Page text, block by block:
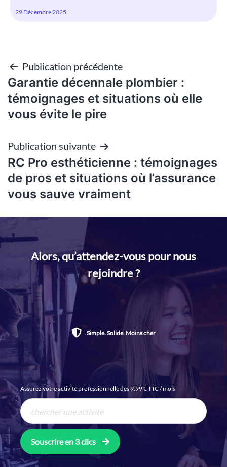
29 Décembre 2025
Navigation
de
l’article
Publication précédente
Garantie décennale plombier :
témoignages et situations où elle
vous évite le pire
Publication suivante
RC Pro esthéticienne : témoignages
de pros et situations où l’assurance
vous sauve vraiment
Alors, qu’attendez-vous pour nous
rejoindre ?
Simple. Solide. Moins cher
Assurez votre activité professionnelle dès 9,99 € TTC / mois
Souscrire en 3 clics